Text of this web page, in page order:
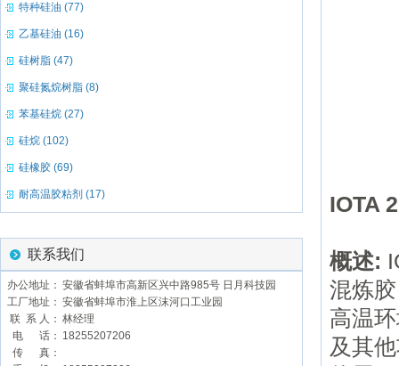
特种硅油 (77)
乙基硅油 (16)
硅树脂 (47)
聚硅氮烷树脂 (8)
苯基硅烷 (27)
硅烷 (102)
硅橡胶 (69)
耐高温胶粘剂 (17)
联系我们
办公地址： 安徽省蚌埠市高新区兴中路985号 日月科技园
工厂地址： 安徽省蚌埠市淮上区沫河口工业园
联 系 人： 林经理
电 话： 18255207206
传 真：
IOTA
概述:
混炼
高温
及其